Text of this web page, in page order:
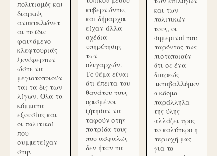
πολιτισμός και
διαρκώς
ανακυκλώνετ
αι το ίδιο
φαινόμενο
κλεφτουριάς
ξενόφερτων
ώστε να
μεγιστοποιούν
ται τα δις των
λίγων. Όλα τα
κόμματα
εξουσίας και
οι πολιτικοί
που
συμμετείχαν
στην
κυβερνώντες
και δήμαρχοι
είχαν άλλα
σχέδια
υπηρέτησης
των
ολιγαρχών.
Το θέμα είναι
ότι έπειτα του
θανάτου τους
ορισμένοι
ζήτησαν να
ταφούν στην
πατρίδα τους
που ασφαλώς
δεν ήταν τα
και των
πολιτικών
τους, οι
σημερινοί του
παρόντος πως
πιστοποιούν
ότι σε ένα
διαρκώς
μεταβαλλόμεν
ο κόσμο
παράλληλα
της ύλης
αλλάζει προς
το καλύτερο η
περιοχή μας
για το